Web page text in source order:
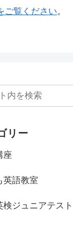
ご覧ください。
リー
座
英語教室
検ジュニアテスト